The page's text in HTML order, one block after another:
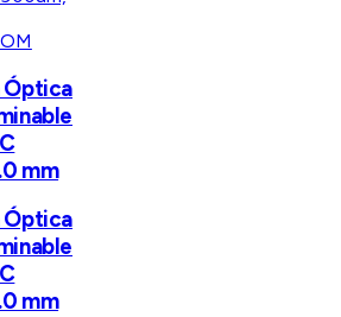
Óptica
mm
Óptica
mm